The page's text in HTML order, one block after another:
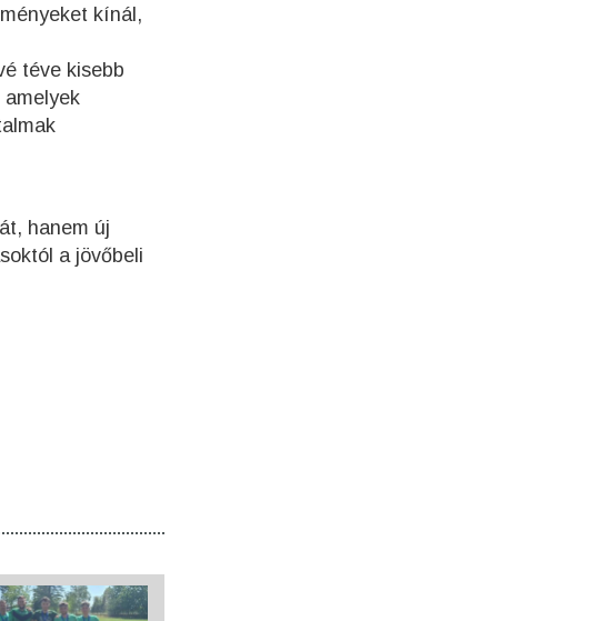
kínál,
téve kisebb
hanem új
a jövőbeli